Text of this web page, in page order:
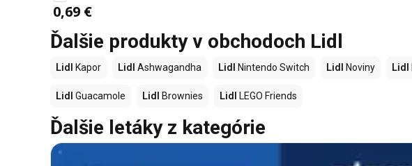
0,69 €
Ďalšie produkty v obchodoch Lidl
Lidl Kapor Lidl Ashwagandha Lidl Nintendo Switch Lidl Noviny Lidl
Lidl Guacamole Lidl Brownies Lidl LEGO Friends
Ďalšie letáky z kategórie